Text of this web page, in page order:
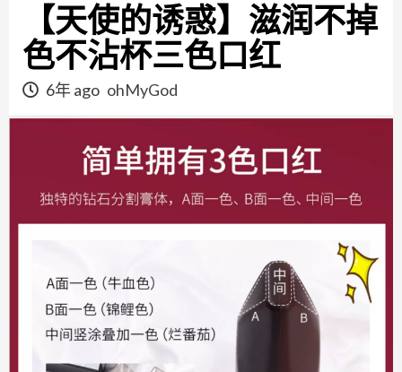
【天使的诱惑】滋润不掉
色不沾杯三色口红
6年 ago ohMyGod